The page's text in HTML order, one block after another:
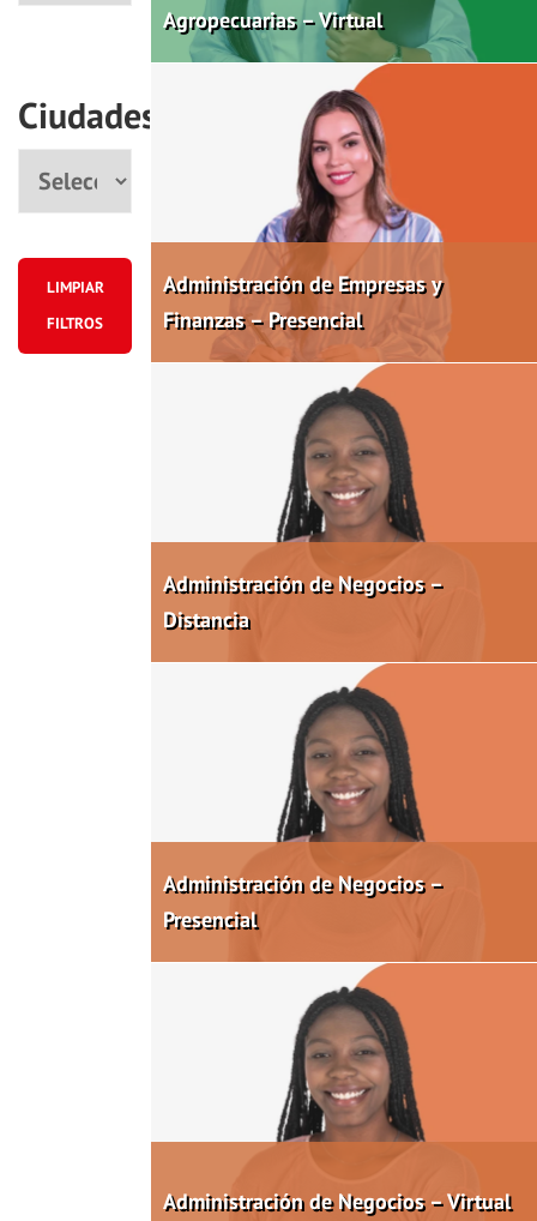
Ciudades
LIMPIAR
FILTROS
Agropecuarias – Virtual
Administración de Empresas y
Finanzas – Presencial
Administración de Negocios –
Distancia
Administración de Negocios –
Presencial
Administración de Negocios – Virtual